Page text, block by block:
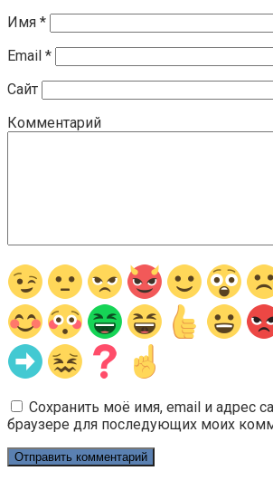
Имя *
Email *
Сайт
Комментарий
Сохранить моё имя, email и адрес
браузере для последующих моих